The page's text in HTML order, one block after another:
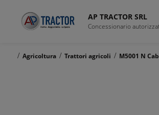
AP TRACTOR SRL
Concessionario
/ Agricoltura / Trattori agricoli / M5001 N Cab